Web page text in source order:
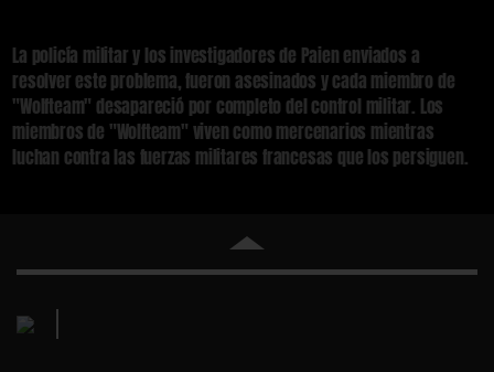
La policía militar y los investigadores de Paien enviados a
resolver este problema, fueron asesinados y cada miembro de
"Wolfteam" desapareció por completo del control militar. Los
miembros de "Wolfteam" viven como mercenarios mientras
luchan contra las fuerzas militares francesas que los persiguen.